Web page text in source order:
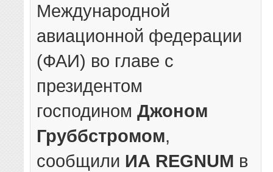
Международной
авиационной федерации
(ФАИ) во главе с
президентом
господиномДжоном
Груббстромом,
сообщили ИА REGNUM в